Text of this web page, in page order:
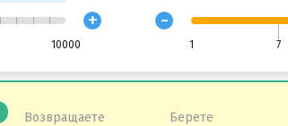
10000
+ -
1 7
Возвращаете Берете